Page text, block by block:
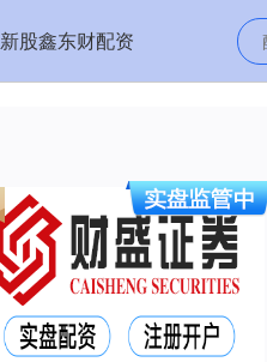
新股鑫东财配资